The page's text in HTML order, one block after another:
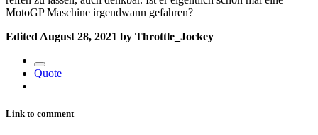
MotoGP Maschine irgendwann gefahren?
Edited August 28, 2021 by Throttle_Jockey
Quote
Link to comment